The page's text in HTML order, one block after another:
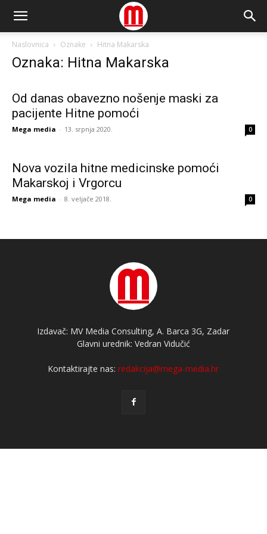
Naslovnica Oznake Hitna Makarska
Oznaka: Hitna Makarska
Od danas obavezno nošenje maski za
pacijente Hitne pomoći
Mega media - 13. srpnja 2020. 0
Nova vozila hitne medicinske pomoći
Makarskoj i Vrgorcu
Mega media - 8. veljače 2018. 0
Izdavač: MV Media Consulting, A. Barca 3G, Zadar
Glavni urednik: Vedran Vidučić
Kontaktirajte nas:redakcija@mega-media.hr